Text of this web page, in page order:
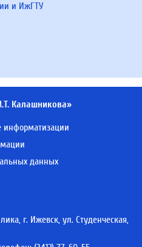
и ИжГТУ
Калашникова»
информатизации
данных
г. Ижевск, ул. Студенческая,